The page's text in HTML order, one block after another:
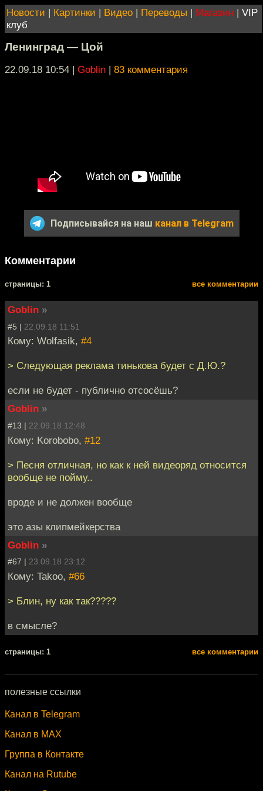
Новости | Картинки | Видео | Переводы | Магазин | VIP
клуб
Ленинград — Цой
22.09.18 10:54 | Goblin | 83 комментария
Подписывайся на наш канал в Telegram
Комментарии
cтраницы: 1 все комментарии
Goblin »
#5 | 22.09.18 11:51
Кому: Wolfasik, #4
> Следующая реклама тинькова будет с Д.Ю.?
если не будет - публично отсосёшь?
Goblin »
#13 | 22.09.18 12:48
Кому: Korobobo, #12
> Песня отличная, но как к ней видеоряд относится
вообще не пойму..
вроде и не должен вообще
это азы клипмейкерства
Goblin »
#67 | 23.09.18 23:12
Кому: Takoo, #66
> Блин, ну как так?????
в смысле?
cтраницы: 1 все комментарии
полезные ссылки
Канал в Telegram
Канал в MAX
Группа в Контакте
Канал на Rutube